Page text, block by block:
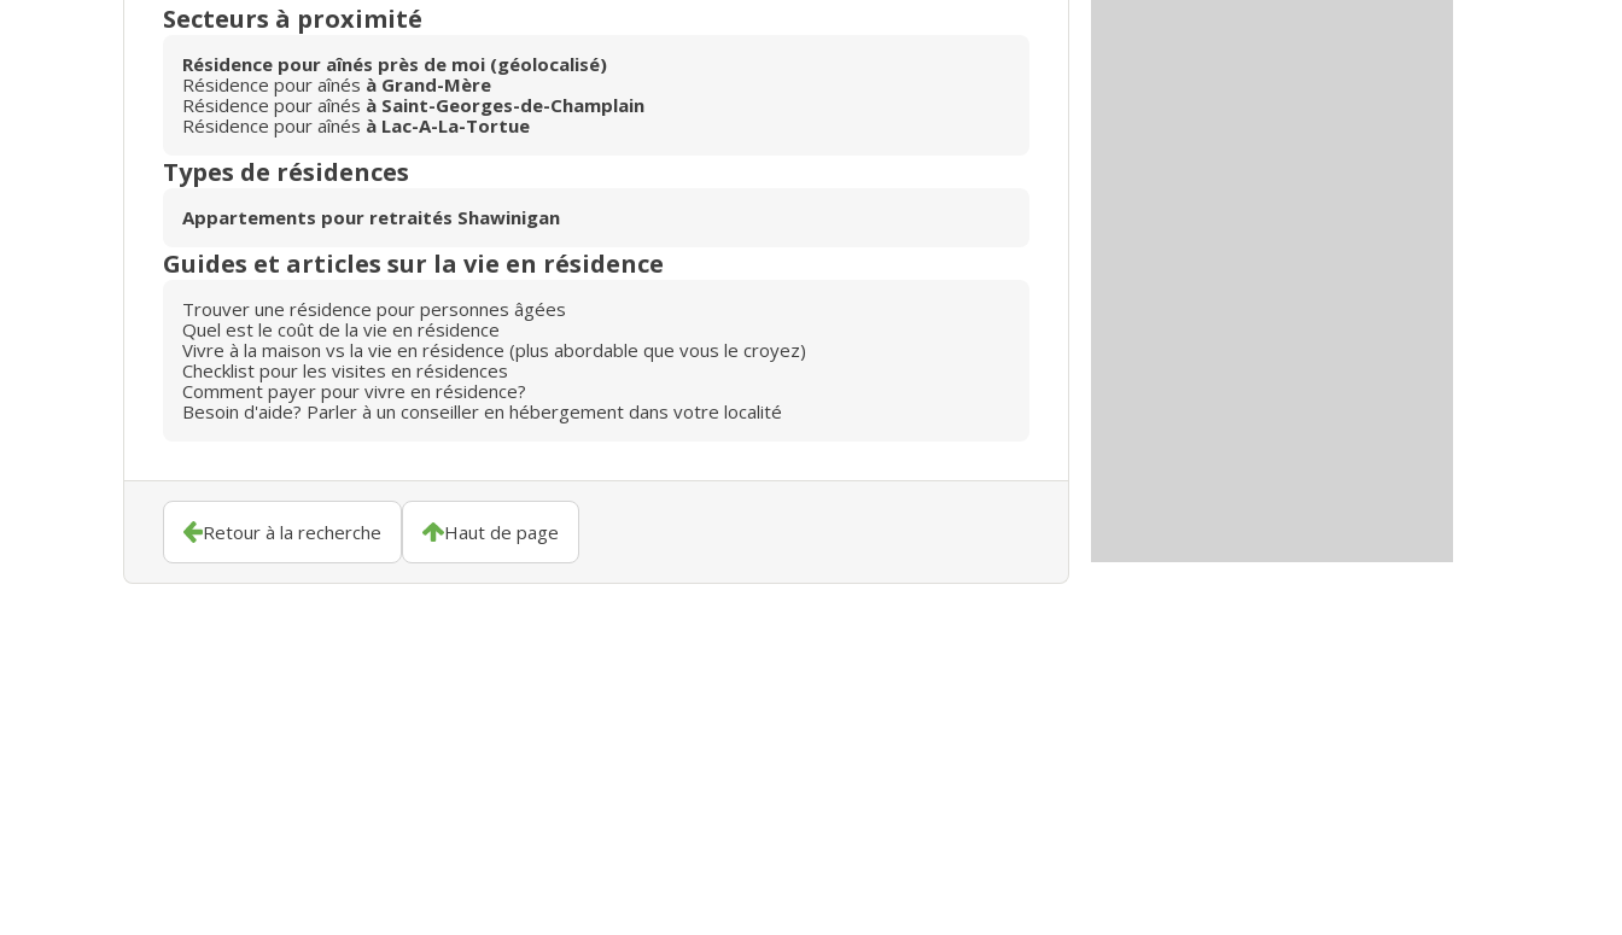
Secteurs à proximité
Résidence pour aînés près de moi (géolocalisé)
Résidence pour aînés à Grand-Mère
Résidence pour aînés à Saint-Georges-de-Champlain
Résidence pour aînés à Lac-A-La-Tortue
Types de résidences
Appartements pour retraités Shawinigan
Guides et articles sur la vie en résidence
Trouver une résidence pour personnes âgées
Quel est le coût de la vie en résidence
Vivre à la maison vs la vie en résidence (plus abordable que vous le croyez)
Checklist pour les visites en résidences
Comment payer pour vivre en résidence?
Besoin d'aide? Parler à un conseiller en hébergement dans votre localité
Retour à la recherche Haut de page